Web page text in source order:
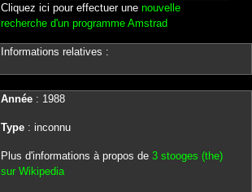
Cliquez ici pour effectuer une nouvelle
recherche d'un programme Amstrad
Informations relatives :
Année: 1988
Type: inconnu
Plus d'informations à propos de 3 stooges (the)
sur Wikipedia